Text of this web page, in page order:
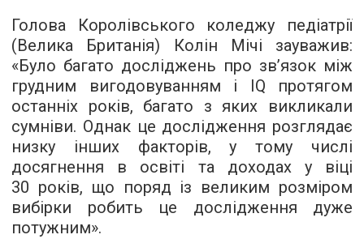
Голова Королівського коледжу педіатрії
(Велика Британія) Колін Мічі зауважив:
«Було багато досліджень про зв’язок між
грудним вигодовуванням і IQ протягом
останніх років, багато з яких викликали
сумніви. Однак це дослідження розглядає
низку інших факторів, у тому числі
досягнення в освіті та доходах у віці
30 років, що поряд із великим розміром
вибірки робить це дослідження дуже
потужним».